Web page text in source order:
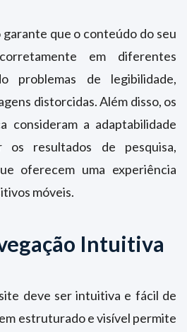
que o conteúdo do seu
em diferentes
problemas de legibilidade,
distorcidas. Além disso, os
consideram a adaptabilidade
os resultados de pesquisa,
oferecem uma experiência
móveis.
Intuitiva
deve ser intuitiva e fácil de
estruturado e visível permite